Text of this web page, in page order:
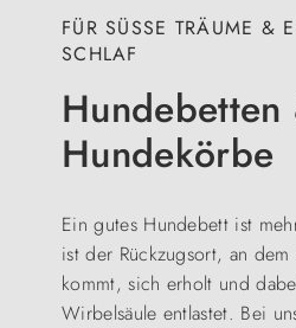
FÜR SÜSSE TRÄUME &
CHLAF
Hundebetten
Hundekörbe
Ein gutes Hundebett ist
ist der Rückzugsort, an
kommt, sich erholt und
Wirbelsäule entlastet. Bei